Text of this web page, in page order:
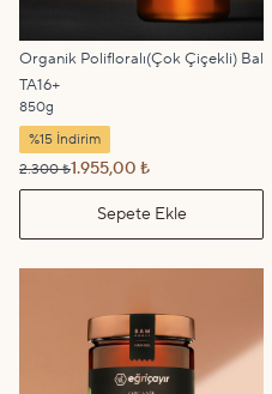
Organik Polifloralı(Çok Çiçekli) Bal
TA16+
850g
%15 İndirim
2.300 ₺1.955,00 ₺
Sepete Ekle